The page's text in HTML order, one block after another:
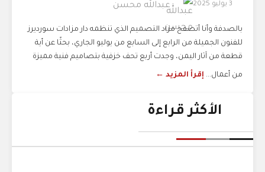
3 يوليو 2025 عبدالله محسن
بالصدفة وأنا أتصفح مزاد التصميم الذي تنظمه دار مزادات سورديرز
للفنون الجميلة من الرابع إلى السابع من يوليو الجاري، بحثًا عن أية
قطعة من آثار اليمن، وجدت أربع تحف خزفية بتصاميم فنية مميزة
من أعمال... إقرأ المزيد ←
الأكثر قراءة